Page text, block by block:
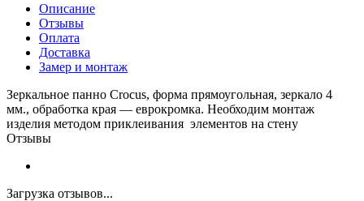
Описание
Отзывы
Оплата
Доставка
Замер и монтаж
Зеркальное панно Crocus, форма прямоугольная, зеркало 4
мм., обработка края — еврокромка. Необходим монтаж
изделия методом приклеивания элементов на стену
Отзывы
Загрузка отзывов...